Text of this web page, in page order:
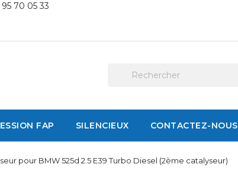
70 05 33
FAP SILENCIEUX CONTACTEZ-NOUS
pour BMW 525d 2.5 E39 Turbo Diesel (2ème catalyseur)